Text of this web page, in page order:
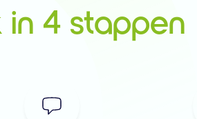
in 4 stappen